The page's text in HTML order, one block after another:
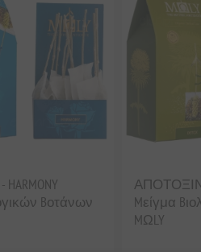
Bοτάνων
Mείγμα
MΩLY